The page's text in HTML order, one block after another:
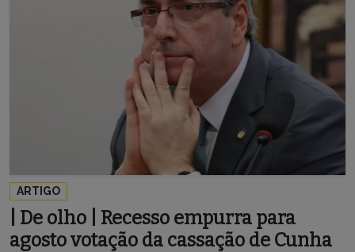
ARTIGO
| De olho | Recesso empurra para
agosto votação da cassação de Cunha